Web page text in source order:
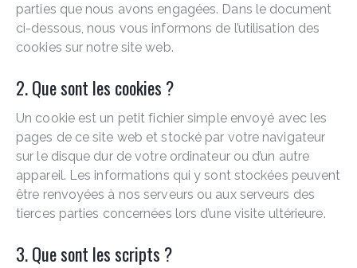
parties que nous avons engagées. Dans le document
ci-dessous, nous vous informons de l’utilisation des
cookies sur notre site web.
2. Que sont les cookies ?
Un cookie est un petit fichier simple envoyé avec les
pages de ce site web et stocké par votre navigateur
sur le disque dur de votre ordinateur ou d’un autre
appareil. Les informations qui y sont stockées peuvent
être renvoyées à nos serveurs ou aux serveurs des
tierces parties concernées lors d’une visite ultérieure.
3. Que sont les scripts ?